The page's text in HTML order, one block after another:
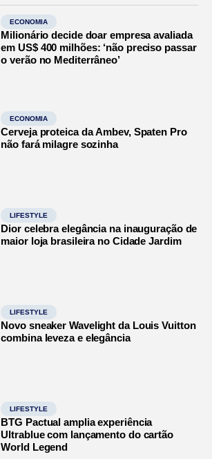
ECONOMIA
Milionário decide doar empresa avaliada
em US$ 400 milhões: ‘não preciso passar
o verão no Mediterrâneo’
ECONOMIA
Cerveja proteica da Ambev, Spaten Pro
não fará milagre sozinha
LIFESTYLE
Dior celebra elegância na inauguração de
maior loja brasileira no Cidade Jardim
LIFESTYLE
Novo sneaker Wavelight da Louis Vuitton
combina leveza e elegância
LIFESTYLE
BTG Pactual amplia experiência
Ultrablue com lançamento do cartão
World Legend